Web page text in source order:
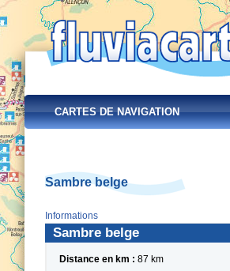
CARTES DE NAVIGATION
Sambre belge
Informations
Sambre belge
Distance en km : 87 km